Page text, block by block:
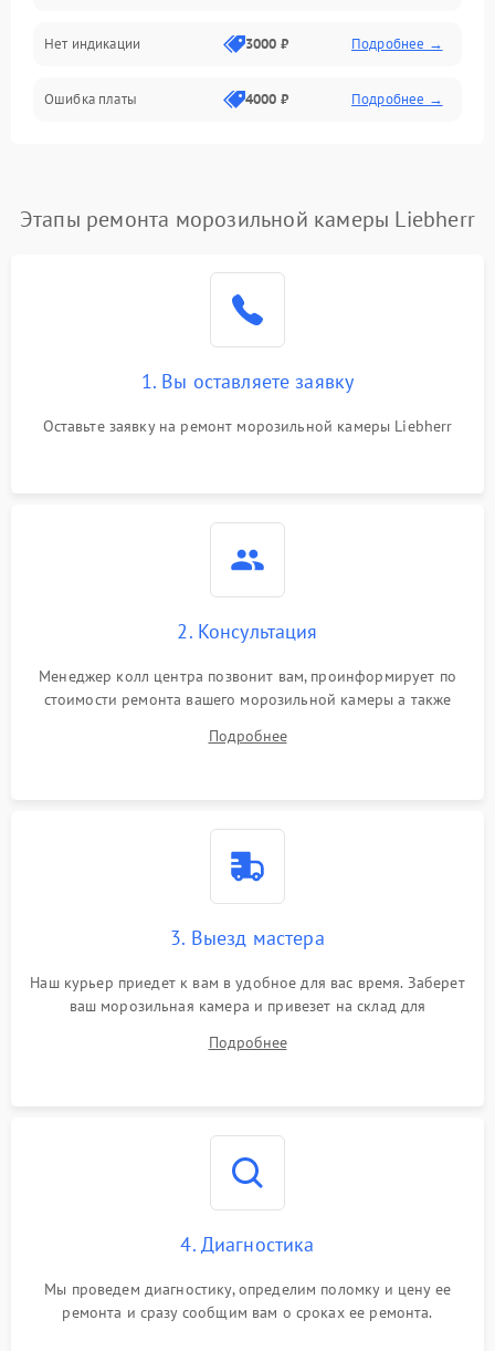
Нет индикации 3000 ₽ Подробнее →
Ошибка платы 4000 ₽ Подробнее →
Этапы ремонта морозильной камеры Liebherr
1. Вы оставляете заявку
Оставьте заявку на ремонт морозильной камеры Liebherr
2. Консультация
Менеджер колл центра позвонит вам, проинформирует по
стоимости ремонта вашего морозильной камеры а также
Подробнее
3. Выезд мастера
Наш курьер приедет к вам в удобное для вас время. Заберет
ваш морозильная камера и привезет на склад для
Подробнее
4. Диагностика
Мы проведем диагностику, определим поломку и цену ее
ремонта и сразу сообщим вам о сроках ее ремонта.